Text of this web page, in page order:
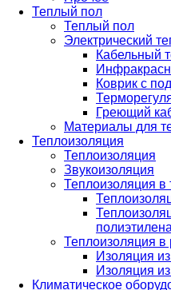
Теплый пол
Теплый пол
Электрический
Кабельный
Коврик с
Греющий
Материалы для
Теплоизоляция
Теплоизоляция
Звукоизоляция
Теплоизоляция в
полиэтилена
Теплоизоляция в
Изоляция
Изоляция
Климатическое